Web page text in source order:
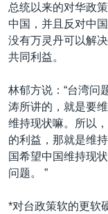
总统以来的对华政
中国，并且反对中
没有万灵丹可以解
共同利益。
林郁方说：“台湾问
涛所讲的，就是要
维持现状嘛。所以
的利益，那就是维
国希望中国维持现
问题。 ”
*对台政策软的更软